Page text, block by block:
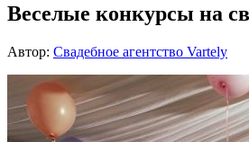
Веселые конкурсы на
Автор: Свадебное агентство Vartely